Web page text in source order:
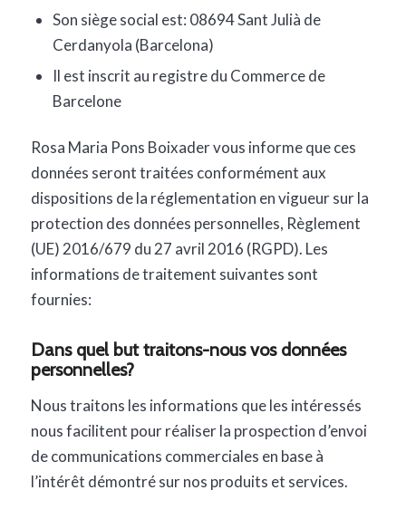
Son siège social est: 08694 Sant Julià de
Cerdanyola (Barcelona)
Il est inscrit au registre du Commerce de
Barcelone
Rosa Maria Pons Boixader vous informe que ces
données seront traitées conformément aux
dispositions de la réglementation en vigueur sur la
protection des données personnelles, Règlement
(UE) 2016/679 du 27 avril 2016 (RGPD). Les
informations de traitement suivantes sont
fournies:
Dans quel but traitons-nous vos données
personnelles?
Nous traitons les informations que les intéressés
nous facilitent pour réaliser la prospection d’envoi
de communications commerciales en base à
l’intérêt démontré sur nos produits et services.